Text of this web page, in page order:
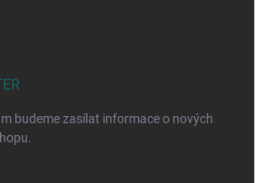
budeme zasílat informace o nových